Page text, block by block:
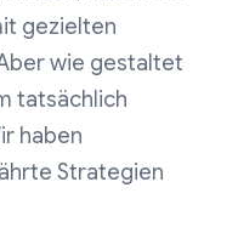
gezielten
wie gestaltet
tatsächlich
haben
Strategien